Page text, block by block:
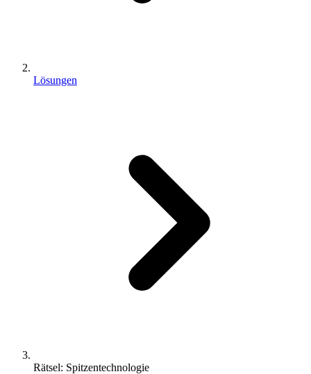
Lösungen
Rätsel: Spitzentechnologie